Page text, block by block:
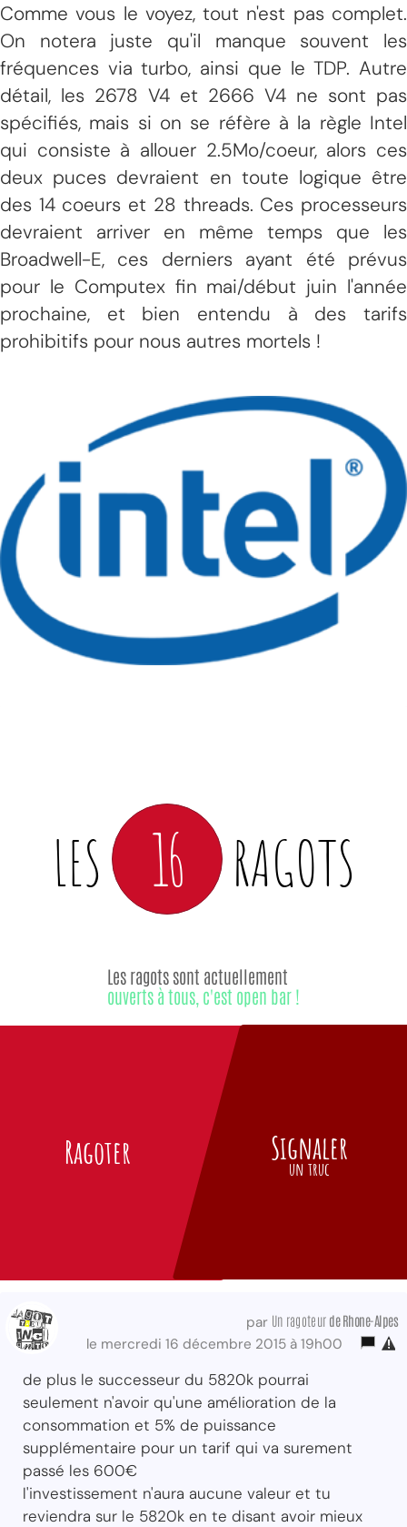
Comme vous le voyez, tout n'est pas complet.
On notera juste qu'il manque souvent les
fréquences via turbo, ainsi que le TDP. Autre
détail, les 2678 V4 et 2666 V4 ne sont pas
spécifiés, mais si on se réfère à la règle Intel
qui consiste à allouer 2.5Mo/coeur, alors ces
deux puces devraient en toute logique être
des 14 coeurs et 28 threads. Ces processeurs
devraient arriver en même temps que les
Broadwell-E, ces derniers ayant été prévus
pour le Computex fin mai/début juin l'année
prochaine, et bien entendu à des tarifs
prohibitifs pour nous autres mortels !
LES 16 RAGOTS
Ragoter
Les ragots sont actuellement
ouverts à tous, c'est open bar !
Signaler
un truc
par Un ragoteur de Rhone-Alpes
le mercredi 16 décembre 2015 à 19h00
de plus le successeur du 5820k pourrai
seulement n'avoir qu'une amélioration de la
consommation et 5% de puissance
supplémentaire pour un tarif qui va surement
passé les 600€
l'investissement n'aura aucune valeur et tu
reviendra sur le 5820k en te disant avoir mieux